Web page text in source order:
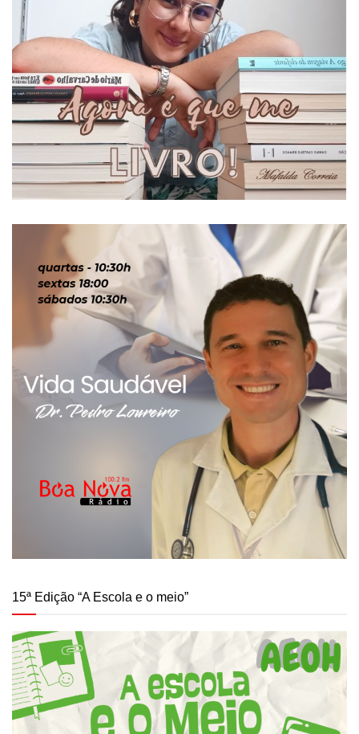
15ª Edição “A Escola e o meio”